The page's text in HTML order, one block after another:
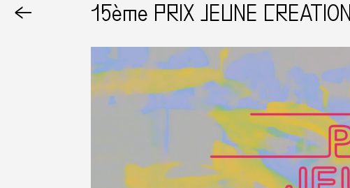
← 15ème PRIX JEUNE CREATION